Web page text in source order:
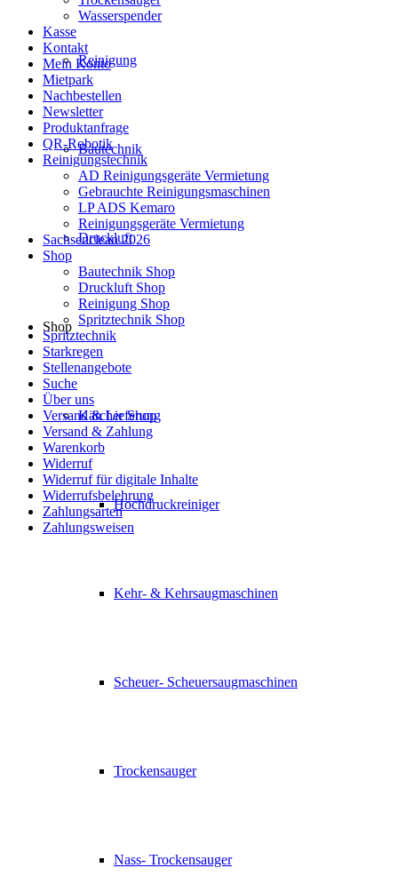
Reinigung
Bautechnik
Druckluft
Shop
Kärcher Shop
Hochdruckreiniger
Kehr- & Kehrsaugmaschinen
Scheuer- Scheuersaugmaschinen
Trockensauger
Nass- Trockensauger
Wasserspender
Kasse
Kontakt
Mein Konto
Mietpark
Nachbestellen
Newsletter
Produktanfrage
QR-Robotik
Reinigungstechnik
AD Reinigungsgeräte Vermietung
Gebrauchte Reinigungsmaschinen
LP ADS Kemaro
Reinigungsgeräte Vermietung
Sachsenclean 2026
Shop
Bautechnik Shop
Druckluft Shop
Reinigung Shop
Spritztechnik Shop
Spritztechnik
Starkregen
Stellenangebote
Suche
Über uns
Versand & Lieferung
Versand & Zahlung
Warenkorb
Widerruf
Widerruf für digitale Inhalte
Widerrufsbelehrung
Zahlungsarten
Zahlungsweisen